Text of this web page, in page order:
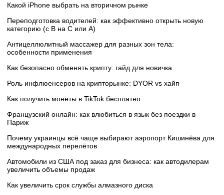
Какой iPhone выбрать на вторичном рынке
Переподготовка водителей: как эффективно открыть новую
категорию (с B на C или А)
Антицеллюлитный массажер для разных зон тела:
особенности применения
Как безопасно обменять крипту: гайд для новичка
Роль инфлюенсеров на крипторынке: DYOR vs хайп
Как получить монеты в TikTok бесплатно
Французский онлайн: как влюбиться в язык без поездки в
Париж
Почему украинцы всё чаще выбирают аэропорт Кишинёва для
международных перелётов
Автомобили из США под заказ для бизнеса: как автодилерам
увеличить объемы продаж
Как увеличить срок службы алмазного диска